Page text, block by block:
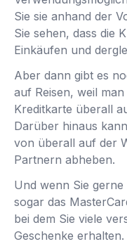
Sie sie anhand der
Sie sehen, dass die
Einkäufen und
Aber dann gibt es
auf Reisen, weil
Kreditkarte überall
Darüber hinaus
von überall auf der
Partnern abheben.
Und wenn Sie
sogar das
bei dem Sie viele
Geschenke